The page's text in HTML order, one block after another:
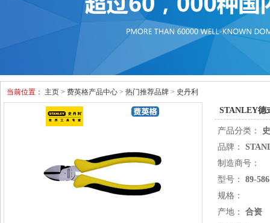
当前位置： 主页 > 费英格产品中心 > 热门推荐品牌 > 史丹利
STANLEY德
产品分类：
品牌：
制造商号：
型号： 89-
规格：
产地： 合资